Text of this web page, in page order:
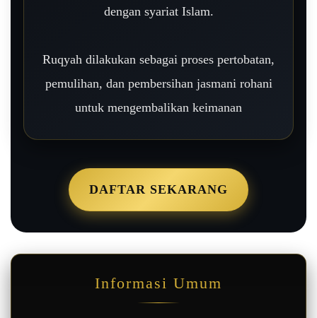
dengan syariat Islam.
Ruqyah dilakukan sebagai proses pertobatan,
pemulihan, dan pembersihan jasmani rohani
untuk mengembalikan keimanan
DAFTAR SEKARANG
Informasi Umum